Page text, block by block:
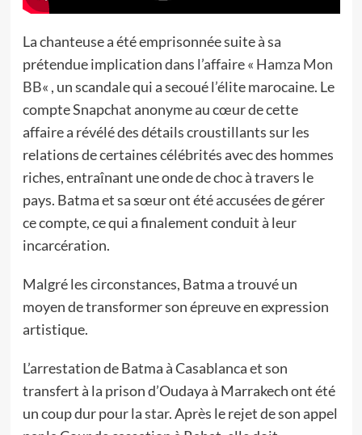
La chanteuse a été emprisonnée suite à sa
prétendue implication dans l’affaire « Hamza Mon
BB« , un scandale qui a secoué l’élite marocaine. Le
compte Snapchat anonyme au cœur de cette
affaire a révélé des détails croustillants sur les
relations de certaines célébrités avec des hommes
riches, entraînant une onde de choc à travers le
pays. Batma et sa sœur ont été accusées de gérer
ce compte, ce qui a finalement conduit à leur
incarcération.
Malgré les circonstances, Batma a trouvé un
moyen de transformer son épreuve en expression
artistique.
L’arrestation de Batma à Casablanca et son
transfert à la prison d’Oudaya à Marrakech ont été
un coup dur pour la star. Après le rejet de son appel